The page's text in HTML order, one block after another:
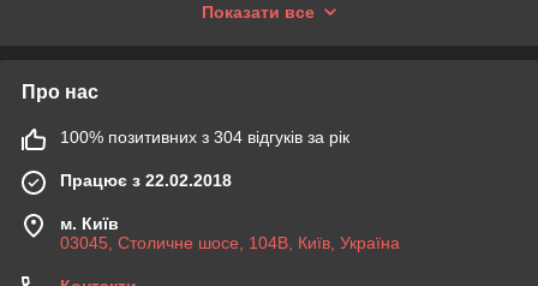
Які призначення і конструкція
Стійка амортизатора є деталлю підвіски автомобіля, яка
поєднується з демпфером (ключовим елементом
Комплектуюча приймає на себе вагу машини, служить для
передачі сили зчеплення з дорожнім покриттям кузову
транспортного засобу, для підтримки оптимального
Показати все
Про нас
100% позитивних з 304 відгуків за рік
Працює з 22.02.2018
м. Київ
03045, Столичне шосе, 104B, Київ, Україна